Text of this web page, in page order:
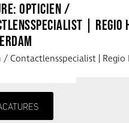
OPTICIEN /
| REGIO